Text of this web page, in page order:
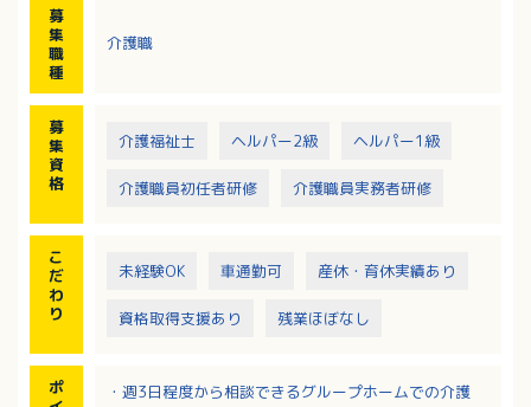
・定期的な社内勉強会
います
募
集
職
種
介護職
募
集
資
格
介護福祉士 ヘルパー2級 ヘルパー1級
介護職員初任者研修 介護職員実務者研修
こ
だ
わ
り
未経験OK 車通勤可 産休・育休実績あり
資格取得支援あり 残業ほぼなし
ポ
・週3日程度から相談できるグループホームでの介護